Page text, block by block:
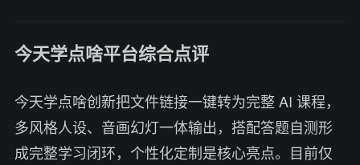
今天学点啥平台综合点评
今天学点啥创新把文件链接一键转为完整 AI 课程，
多风格人设、音画幻灯一体输出，搭配答题自测形
成完整学习闭环，个性化定制是核心亮点。目前仅